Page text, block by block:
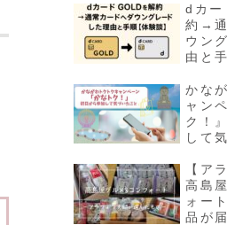
dカー
約→通
ウン
由と
かな
ャン
ク！
して
違う
感想
【ア
高島
ォー
品が